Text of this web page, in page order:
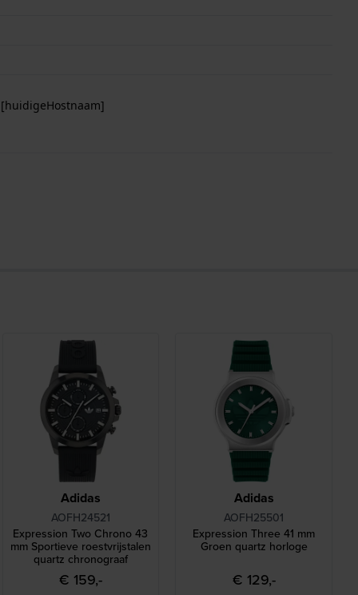
Adidas
AOFH24521
Expression Two Chrono 43
mm Sportieve roestvrijstalen
quartz chronograaf
€ 159,-
Adidas
AOFH25501
Expression Three 41 mm
Groen quartz horloge
€ 129,-